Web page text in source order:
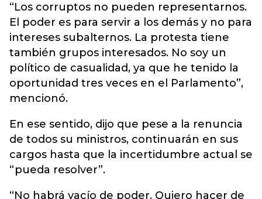
“Los corruptos no pueden representarnos.
El poder es para servir a los demás y no para
intereses subalternos. La protesta tiene
también grupos interesados. No soy un
político de casualidad, ya que he tenido la
oportunidad tres veces en el Parlamento”,
mencionó.
En ese sentido, dijo que pese a la renuncia
de todos su ministros, continuarán en sus
cargos hasta que la incertidumbre actual se
“pueda resolver”.
“No habrá vacío de poder. Quiero hacer de